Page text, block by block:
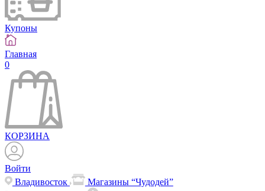
Купоны
Главная
0
КОРЗИНА
Войти
Владивосток
Магазины “Чудодей”